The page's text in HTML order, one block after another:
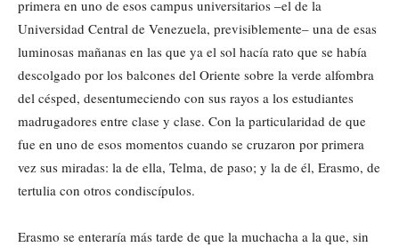
primera en uno de esos campus universitarios –el de la
Universidad Central de Venezuela, previsiblemente– una de esas
luminosas mañanas en las que ya el sol hacía rato que se había
descolgado por los balcones del Oriente sobre la verde alfombra
del césped, desentumeciendo con sus rayos a los estudiantes
madrugadores entre clase y clase. Con la particularidad de que
fue en uno de esos momentos cuando se cruzaron por primera
vez sus miradas: la de ella, Telma, de paso; y la de él, Erasmo, de
tertulia con otros condiscípulos.
Erasmo se enteraría más tarde de que la muchacha a la que, sin